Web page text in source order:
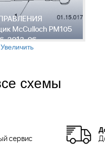
McCulloch PM105
2013-06
Увеличить
схемы
сервис